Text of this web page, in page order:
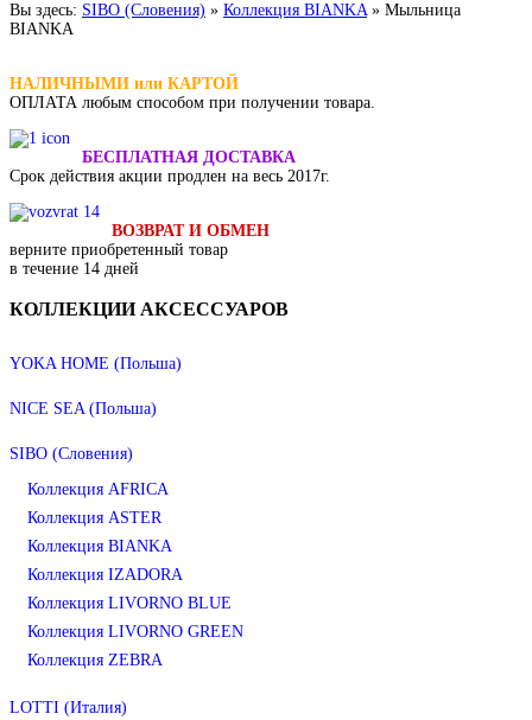
Вы здесь: SIBO (Словения) » Коллекция BIANKA» Мыльница
BIANKA
НАЛИЧНЫМИ или КАРТОЙ
ОПЛАТА любым способом при получении товара.
БЕСПЛАТНАЯ ДОСТАВКА
Срок действия акции продлен на весь 2017г.
ВОЗВРАТ И ОБМЕН
верните приобретенный товар
в течение 14 дней
КОЛЛЕКЦИИАКСЕССУАРОВ
YOKA HOME (Польша)
NICE SEA (Польша)
SIBO (Словения)
Коллекция AFRICA
Коллекция ASTER
Коллекция BIANKA
Коллекция IZADORA
Коллекция LIVORNO BLUE
Коллекция LIVORNO GREEN
Коллекция ZEBRA
LOTTI (Италия)